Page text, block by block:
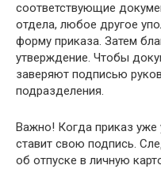
соответствующие
отдела, любое другое
форму приказа. Затем
утверждение. Чтобы
заверяют подписью
подразделения.
Важно! Когда приказ уже
ставит свою подпись.
об отпуске в личную